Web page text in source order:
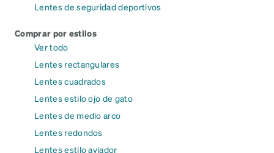
Lentes de seguridad deportivos
Comprar por estilos
Ver todo
Lentes rectangulares
Lentes cuadrados
Lentes estilo ojo de gato
Lentes de medio arco
Lentes redondos
Lentes estilo aviador